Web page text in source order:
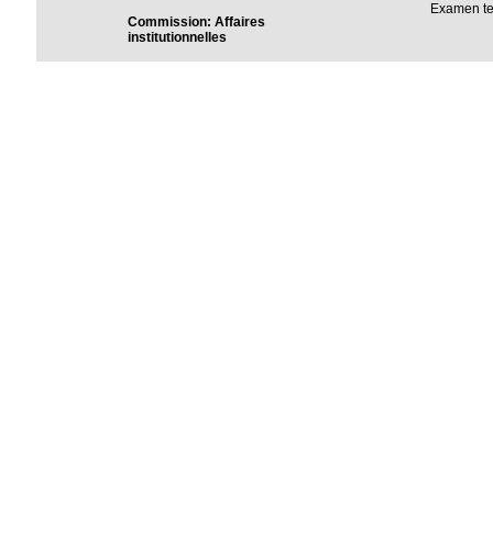
Commission: Affaires
institutionnelles
Examen